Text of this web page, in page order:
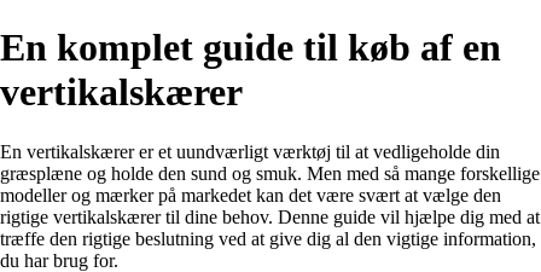
En komplet guide til køb af en
vertikalskærer
En vertikalskærer er et uundværligt værktøj til at vedligeholde din
græsplæne og holde den sund og smuk. Men med så mange forskellige
modeller og mærker på markedet kan det være svært at vælge den
rigtige vertikalskærer til dine behov. Denne guide vil hjælpe dig med at
træffe den rigtige beslutning ved at give dig al den vigtige information,
du har brug for.